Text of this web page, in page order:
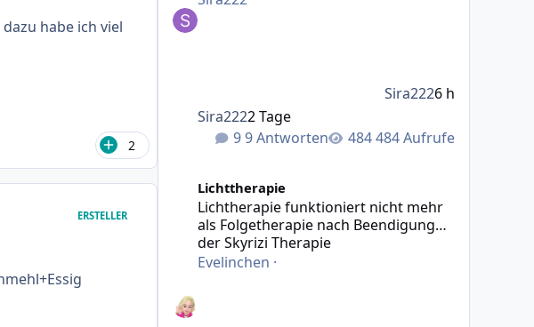
habe ich viel
2
ERSTELLER
9 Antworten 484 Aufrufe
Sira2222 Tage
Sira2226 h
Lichttherapie
Lichtherapie funktioniert nicht mehr
als Folgetherapie nach Beendigung
der Skyrizi Therapie
Evelinchen ·